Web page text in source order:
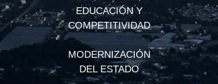
EDUCACIÓN Y
COMPETITIVIDAD
MODERNIZACIÓN
DEL ESTADO